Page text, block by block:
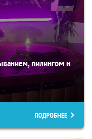
пилингом и
ПОДРОБНЕЕ